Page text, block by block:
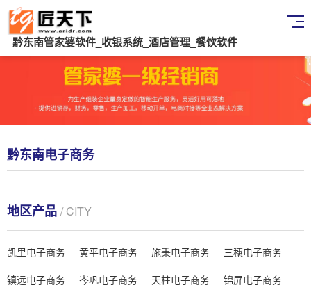
黔东南管家婆软件_收银系统_酒店管理_餐饮软件
黔东南电子商务
地区产品 / CITY
凯里电子商务 黄平电子商务 施秉电子商务
三穗电子商务
镇远电子商务
岑巩电子商务 天柱电子商务
锦屏电子商务